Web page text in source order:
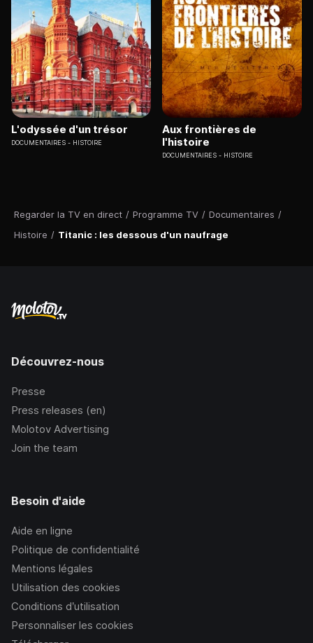
Regarder la TV en direct / Programme TV / Documentaires /
Histoire / Titanic : les dessous d'un naufrage
L'odyssée d'un trésor
DOCUMENTAIRES HISTOIRE
Aux frontières de
l'histoire
DOCUMENTAIRES HISTOIRE
Découvrez-nous
Presse
Press releases (en)
Molotov Advertising
Join the team
Besoin d'aide
Aide en ligne
Politique de confidentialité
Mentions légales
Utilisation des cookies
Conditions d’utilisation
Personnaliser les cookies